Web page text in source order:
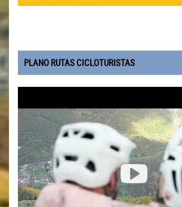
PLANO RUTAS CICLOTURISTAS